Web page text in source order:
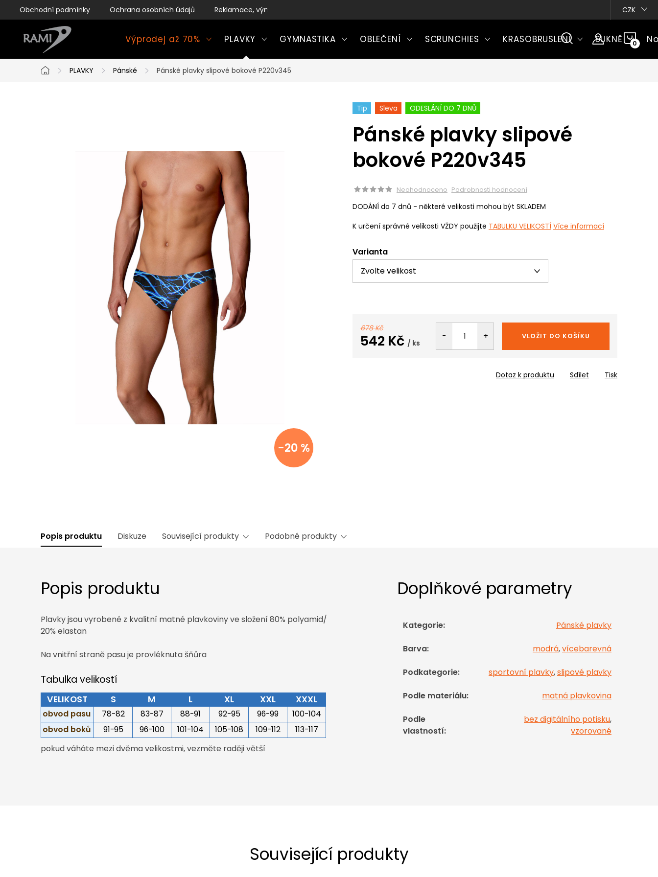
na
Obchodní podmínky Ochrana osobních údajů Reklamace, výměny a vrácení zboží CZK
Výprodej až 70% PLAVKY GYMNASTIKA OBLEČENÍ SCRUNCHIES KRASOBRUSLENÍ SUKNĚ
Domů
PLAVKY Pánské Pánské plavky slipové bokové P220v345
-20 %
Tip Sleva ODESLÁNÍ DO 7 DNŮ
Pánské plavky slipové
bokové P220v345
Neohodnoceno Podrobnosti hodnocení
DODÁNÍ do 7 dnů - některé velikosti mohou být SKLADEM
K určení správné velikosti VŽDY použijte TABULKU VELIKOSTÍ Více informací
Varianta
678 Kč
542 Kč / ks
VLOŽIT DO KOŠÍKU
Tisk
Dotaz k produktu Sdílet
Popis produktu Diskuze Související produkty Podobné produkty
Popis produktu
Plavky jsou vyrobené z kvalitní matné plavkoviny ve složení 80% polyamid/
20% elastan
Na vnitřní straně pasu je provléknuta šňůra
Tabulka velikostí
VELIKOST S M L XL XXL XXXL
obvod pasu 78-82 83-87 88-91 92-95 96-99
100-104
obvod boků
91-95 96-100 101-104 105-108 109-112
113-117
pokud váháte mezi dvěma velikostmi, vezměte raději větší
Doplňkové parametry
Kategorie: Pánské plavky
Barva: modrá,vícebarevná
Podkategorie: sportovní plavky,slipové plavky
Podle materiálu: matná plavkovina
Podle
vlastností:
bez digitálního potisku,
vzorované
Související produkty